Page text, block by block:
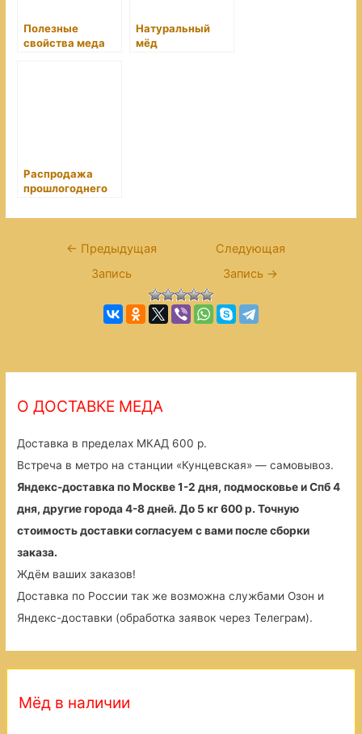
Полезные
свойства меда
Натуральный
мёд
Распродажа
прошлогоднего
Навигация
← Предыдущая
Запись
Следующая
Запись →
О ДОСТАВКЕ МЕДА
Доставка в пределах МКАД 600 р.
Встреча в метро на станции «Кунцевская» — самовывоз.
Яндекс-доставка по Москве 1-2 дня, подмосковье и Спб 4
дня, другие города 4-8 дней. До 5 кг 600 р. Точную
стоимость доставки согласуем с вами после сборки
заказа.
Ждём ваших заказов!
Доставка по России так же возможна службами Озон и
Яндекс-доставки (обработка заявок через Телеграм).
Мёд в наличии